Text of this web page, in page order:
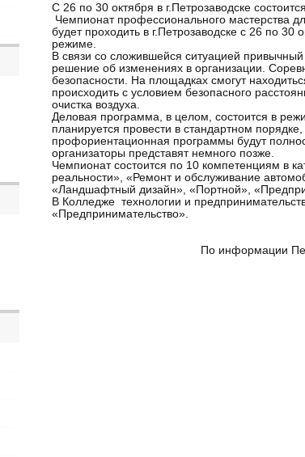
С 26 по 30 октября в г.Петрозаводске
Чемпионат профессионального мастерства
будет проходить в г.Петрозаводске с 26 по
режиме.
В связи со сложившейся ситуацией
решение об изменениях в организации.
безопасности. На площадках смогут
происходить с условием безопасного
очистка воздуха.
Деловая программа, в целом, состоится в
планируется провести в стандартном
профориентационная программы будут
организаторы представят немного позже.
Чемпионат состоится по 10 компетенциям в
реальности», «Ремонт и обслуживание
«Ландшафтный дизайн», «Портной»,
В Колледже технологии и
«Предпринимательство».
По информации